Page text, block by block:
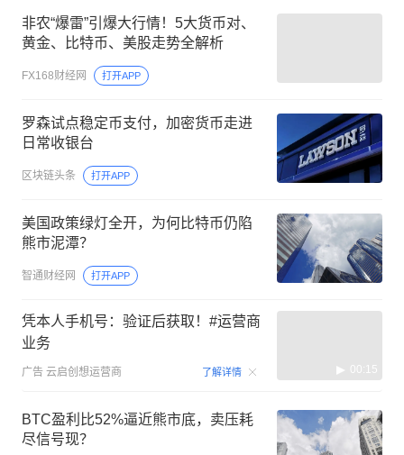
非农“爆雷”引爆大行情！5大货币对、
黄金、比特币、美股走势全解析
FX168财经网 打开APP
罗森试点稳定币支付，加密货币走进
日常收银台
区块链头条 打开APP
美国政策绿灯全开，为何比特币仍陷
熊市泥潭？
智通财经网 打开APP
凭本人手机号：验证后获取！#运营商
业务
广告 云启创想运营商 了解详情 00:15
BTC盈利比52%逼近熊市底，卖压耗
尽信号现？